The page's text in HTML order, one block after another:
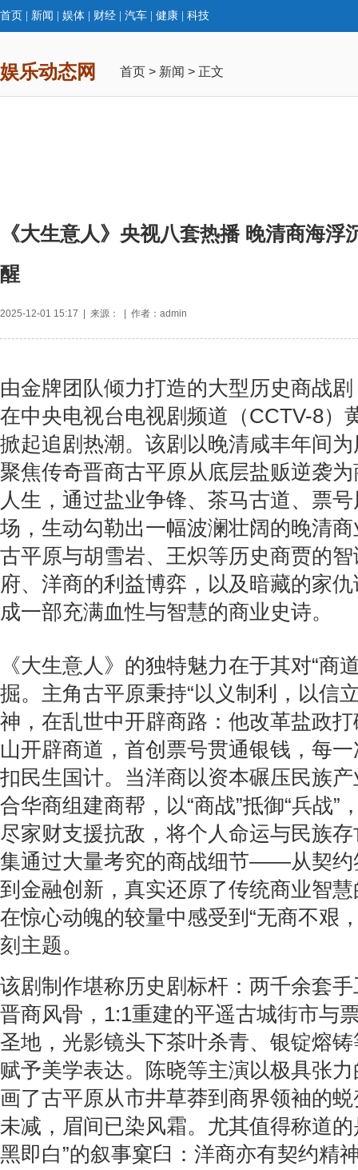
首页 新闻 娱体 财经 汽车 健康 科技
娱乐动态网 首页 > 新闻 > 正文
《大生意人》央视八套热播 晚清商海浮
醒
2025-12-01 15:17 | 来源： | 作者：admin
由金牌团队倾力打造的大型历史商战
在中央电视台电视剧频道（CCTV-8）
掀起追剧热潮。该剧以晚清咸丰年间
聚焦传奇晋商古平原从底层盐贩逆袭
人生，通过盐业争锋、茶马古道、票
场，生动勾勒出一幅波澜壮阔的晚清
古平原与胡雪岩、王炽等历史商贾的
府、洋商的利益博弈，以及暗藏的家
成一部充满血性与智慧的商业史诗。
《大生意人》的独特魅力在于其对“商
掘。主角古平原秉持“以义制利，以信
神，在乱世中开辟商路：他改革盐政
山开辟商道，首创票号贯通银钱，每
扣民生国计。当洋商以资本碾压民族
合华商组建商帮，以“商战”抵御“兵战”
尽家财支援抗敌，将个人命运与民族
集通过大量考究的商战细节——从契约
到金融创新，真实还原了传统商业智
在惊心动魄的较量中感受到“无商不艰
刻主题。
该剧制作堪称历史剧标杆：两千余套
晋商风骨，1:1重建的平遥古城街市与
圣地，光影镜头下茶叶杀青、银锭熔
赋予美学表达。陈晓等主演以极具张
画了古平原从市井草莽到商界领袖的
未减，眉间已染风霜。尤其值得称道的
黑即白”的叙事窠臼：洋商亦有契约精